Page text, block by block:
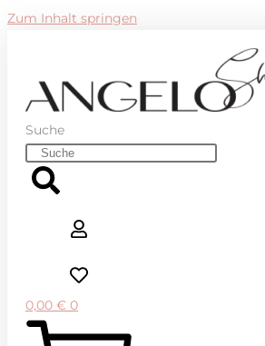
Zum Inhalt springen
Suche
0,00 € 0